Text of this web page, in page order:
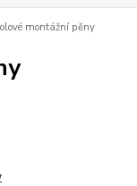
montážní pěny